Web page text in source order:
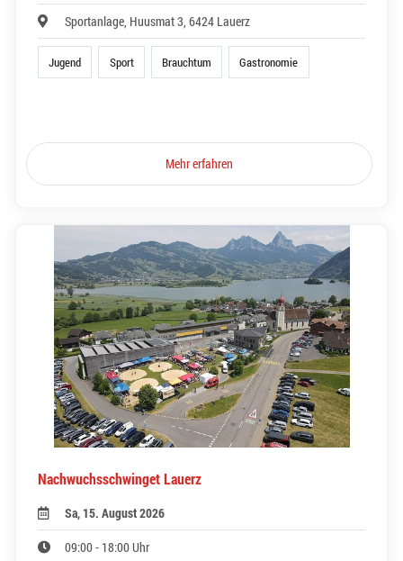
Sportanlage, Huusmat 3, 6424 Lauerz
Jugend Sport Brauchtum Gastronomie
Mehr erfahren
Nachwuchsschwinget Lauerz
Sa, 15. August 2026
09:00 - 18:00 Uhr